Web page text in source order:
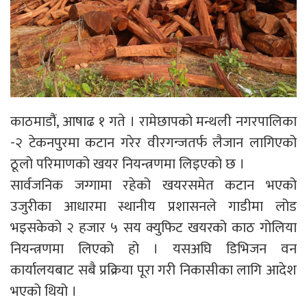
काठमाडौंं, आषाढ १ गते । रामेछापको मन्थली नगरपालिका
-२ टेकनपुरमा कटान गरेर वीरगन्जतर्फ लैजान लागिएको
ठूलो परिमाणको खयर नियन्त्रणमा लिइएको छ ।
सार्वजनिक जग्गामा रहेको खयरसमेत कटान भएको
उजुरीका आधारमा स्थानीय प्रशासनले गाडीमा लोड
भइसकेको २ हजार ५ सय क्युफिट खयरको काठ गोलिया
नियन्त्रणमा लिएको हो । यसअघि डिभिजन वन
कार्यालयबाट सबै प्रक्रिया पूरा गरी निकासीका लागि आदेश
भएको थियो ।